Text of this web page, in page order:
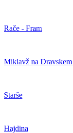
Rače - Fram
Miklavž na
Starše
Hajdina